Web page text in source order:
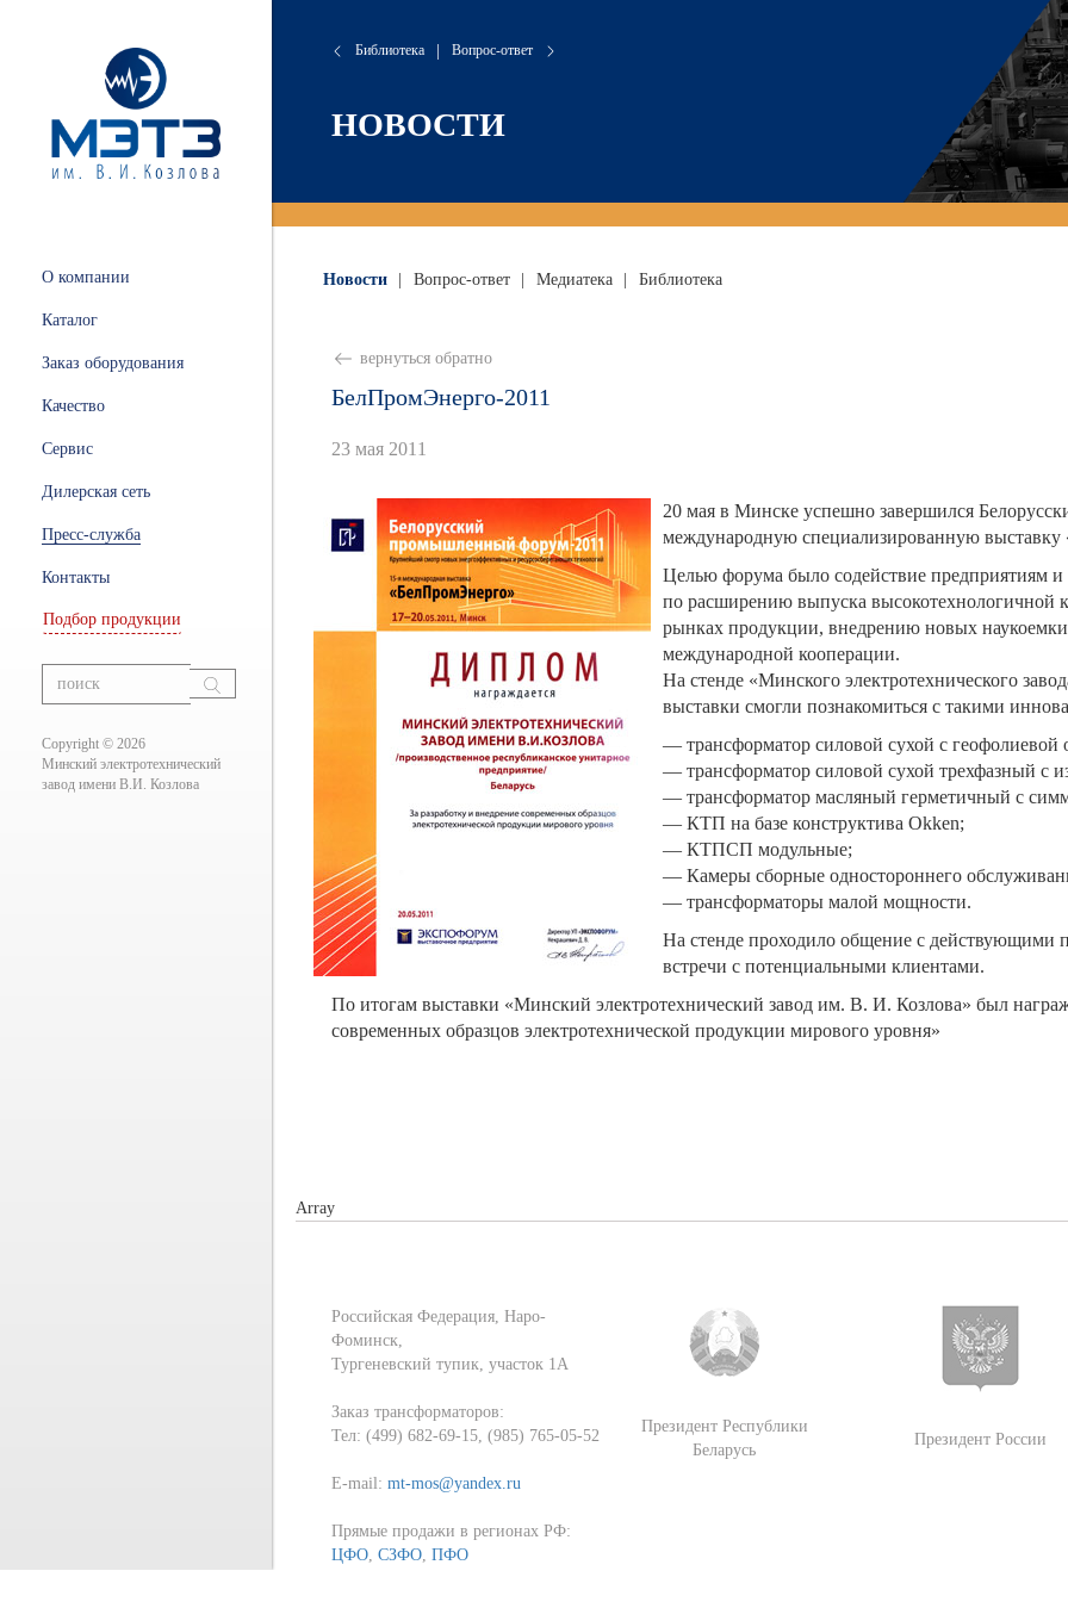
О компании
Каталог
Заказ оборудования
Качество
Сервис
Дилерская сеть
Пресс-служба
Контакты
Подбор продукции
Copyright © 2026
Минский электротехнический
завод имени В.И. Козлова
Библиотека Вопрос-ответ
НОВОСТИ
Новости Вопрос-ответ Медиатека Библиотека
вернуться обратно
БелПромЭнерго-2011
23 мая 2011
20 мая в Минске успешно завершился
международную специализированную
Целью форума было содействие предприятиям
по расширению выпуска высокотехнологичной
рынках продукции, внедрению новых
международной кооперации.
На стенде «Минского электротехнического
выставки смогли познакомиться с такими
— трансформатор силовой сухой с
— трансформатор силовой сухой трехфазный с
— трансформатор масляный герметичный с
— КТП на базе конструктива Okken;
— КТПСП модульные;
— Камеры сборные одностороннего
— трансформаторы малой мощности.
На стенде проходило общение с действующими
встречи с потенциальными клиентами.
По итогам выставки «Минский электротехнический завод им. В. И. Козлова» был
современных образцов электротехнической продукции мирового уровня»
Array
Российская Федерация, Наро-
Фоминск,
Тургеневский тупик, участок 1А
Заказ трансформаторов:
Тел: (499) 682-69-15, (985) 765-05-52
E-mail:mt-mos@yandex.ru
Прямые продажи в регионах РФ:
ЦФО ,СЗФО ,ПФО
Президент Республики
Беларусь
Президент России